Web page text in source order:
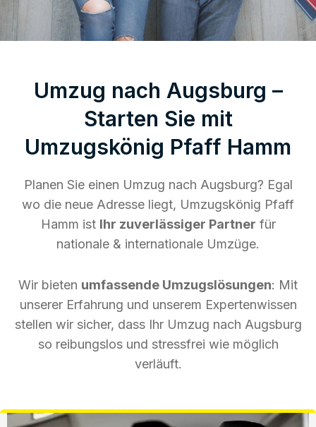
Umzug nach Augsburg –
Starten Sie mit
Umzugskönig Pfaff Hamm
Planen Sie einen Umzug nach Augsburg? Egal
wo die neue Adresse liegt, Umzugskönig Pfaff
Hamm ist Ihr zuverlässiger Partner für
nationale & internationale Umzüge.
Wir bieten umfassende Umzugslösungen: Mit
unserer Erfahrung und unserem Expertenwissen
stellen wir sicher, dass Ihr Umzug nach Augsburg
so reibungslos und stressfrei wie möglich
verläuft.